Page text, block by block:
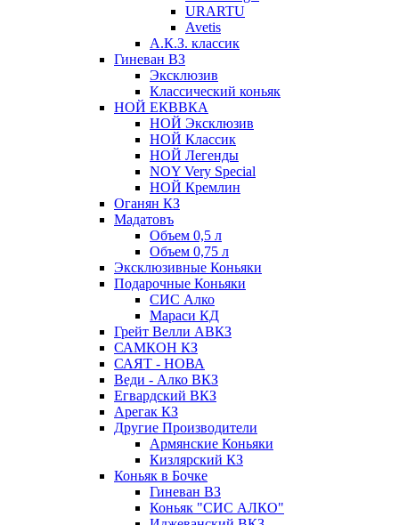
URARTU
Avetis
А.К.З. классик
Гиневан ВЗ
Эксклюзив
Классический коньяк
НОЙ ЕКВВКА
НОЙ Эксклюзив
НОЙ Классик
НОЙ Легенды
NOY Very Speсial
НОЙ Кремлин
Оганян КЗ
Мадатовъ
Объем 0,5 л
Объем 0,75 л
Эксклюзивные Коньяки
Подарочные Коньяки
СИС Алко
Мараси КД
Грейт Велли АВКЗ
САМКОН КЗ
САЯТ - НОВА
Веди - Алко ВКЗ
Егвардский ВКЗ
Арегак КЗ
Другие Производители
Армянские Коньяки
Кизлярский КЗ
Коньяк в Бочке
Гиневан ВЗ
Коньяк "СИС АЛКО"